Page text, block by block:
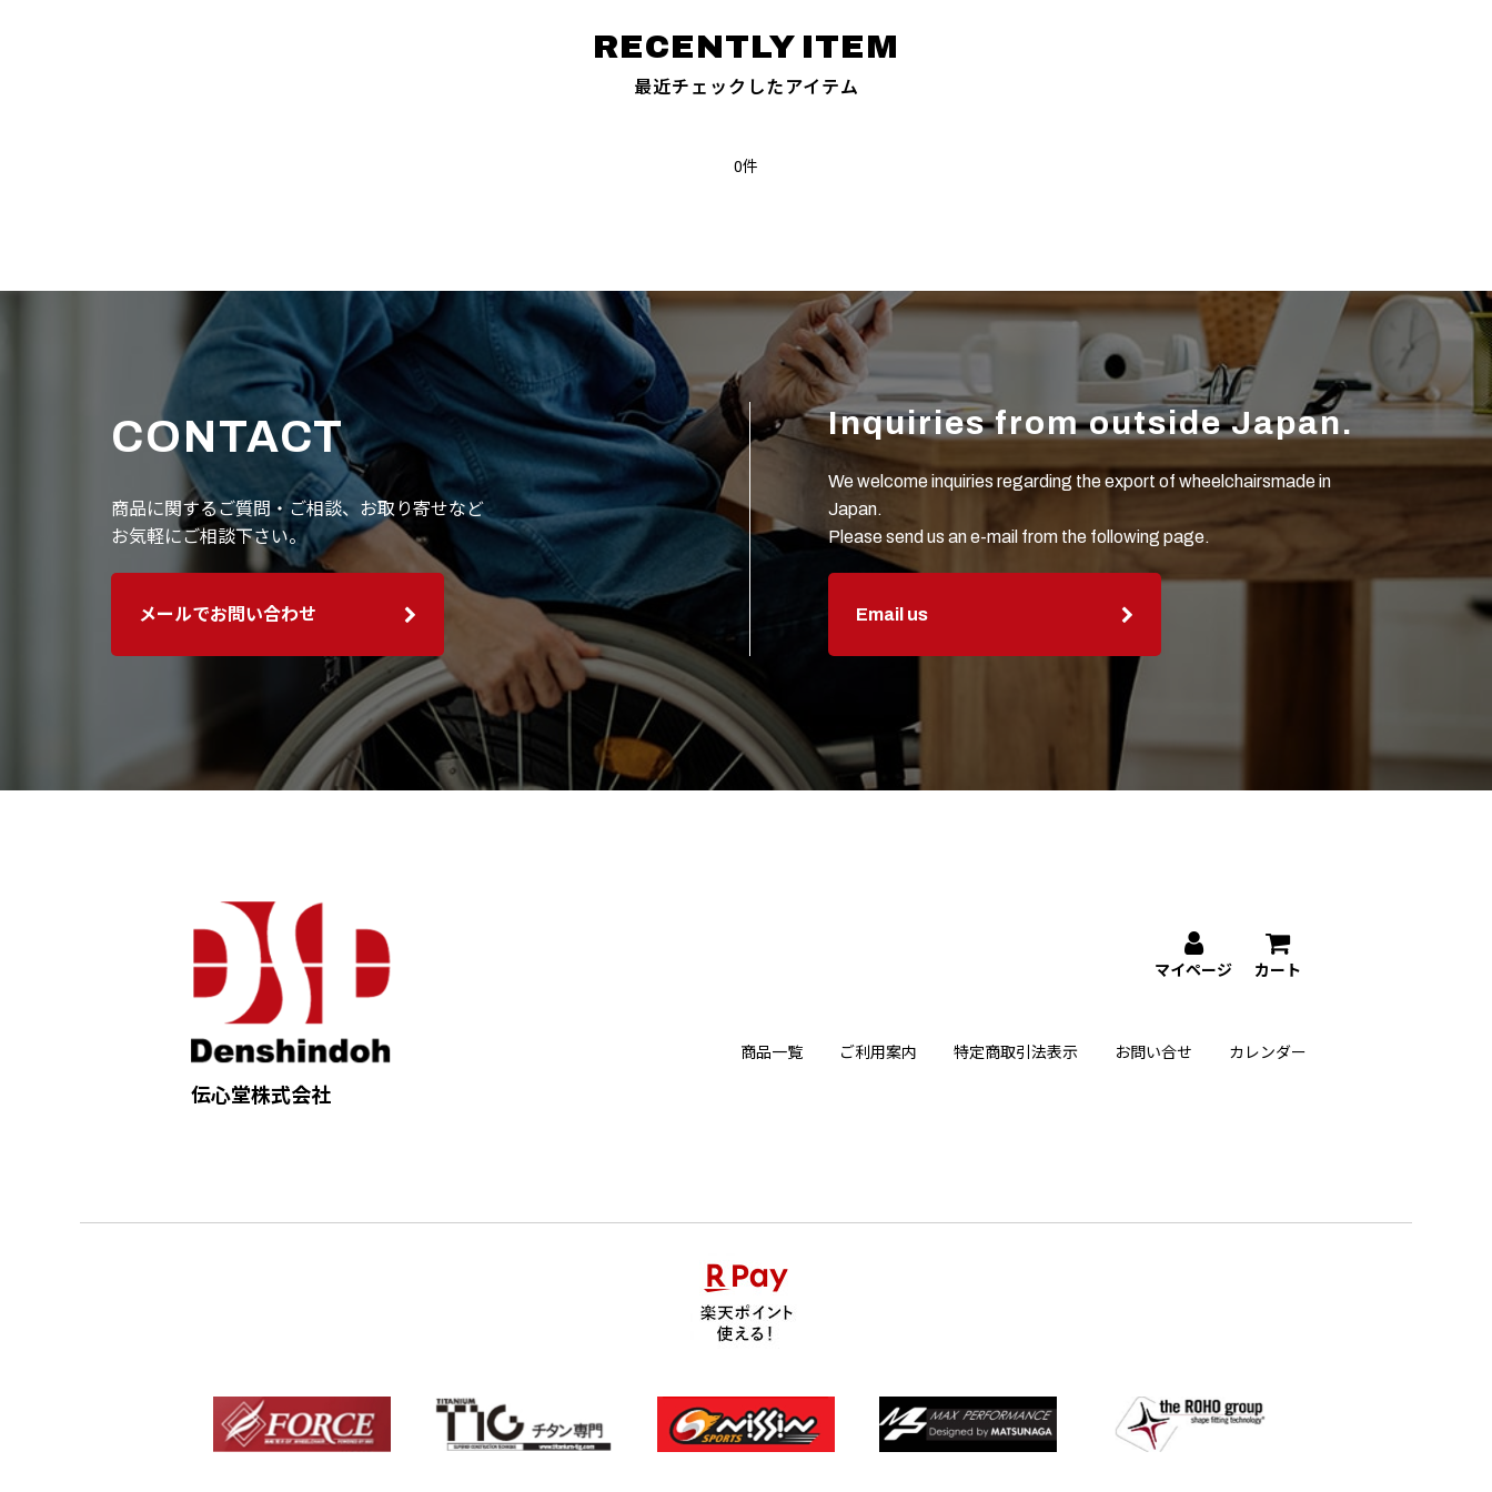
最近チェックしたアイテム
0件
CONTACT
商品に関するご質問・ご相談、お取り寄せなど
お気軽にご相談下さい。
メールでお問い合わせ
Inquiries from outside Japan.
We welcome inquiries regarding the export of wheelchairsmade in
Japan.
Please send us an e-mail from the following page.
Email us
伝心堂株式会社
マイページ カート
商品一覧 ご利用案内 特定商取引法表示 お問い合せ カレンダー